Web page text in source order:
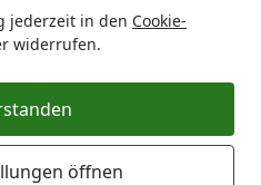
jederzeit in den Cookie-
widerrufen.
öffnen
Zeile (Header) befindet,
relevanten
abgerufen werden kann,
Feld Ihre
Postleitzahl